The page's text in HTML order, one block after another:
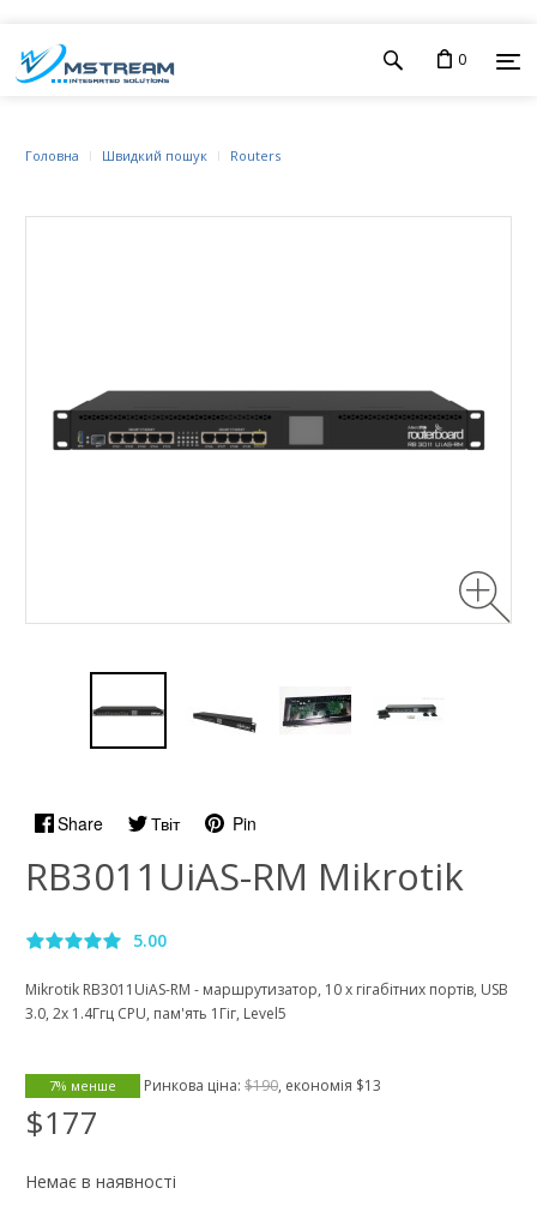
0
Головна Швидкий пошук Routers
Share Твіт Pin
RB3011UiAS-RM Mikrotik
5.00
Mikrotik RB3011UiAS-RM - маршрутизатор, 10 х гігабітних портів, USB
3.0, 2х 1.4Ггц CPU, пам'ять 1Гіг, Level5
7% менше Ринкова ціна: $190, економія $13
$177
Немає в наявності